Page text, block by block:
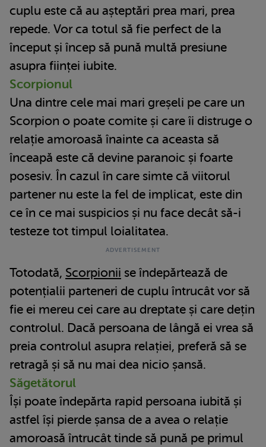
cuplu este că au așteptări prea mari, prea
repede. Vor ca totul să fie perfect de la
început și încep să pună multă presiune
asupra ființei iubite.
Scorpionul
Una dintre cele mai mari greșeli pe care un
Scorpion o poate comite și care îi distruge o
relație amoroasă înainte ca aceasta să
înceapă este că devine paranoic și foarte
posesiv. În cazul în care simte că viitorul
partener nu este la fel de implicat, este din
ce în ce mai suspicios și nu face decât să-i
testeze tot timpul loialitatea.
Totodată, Scorpionii se îndepărtează de
potențialii parteneri de cuplu întrucât vor să
fie ei mereu cei care au dreptate și care dețin
controlul. Dacă persoana de lângă ei vrea să
preia controlul asupra relației, preferă să se
retragă și să nu mai dea nicio șansă.
Săgetătorul
Își poate îndepărta rapid persoana iubită și
astfel își pierde șansa de a avea o relație
amoroasă întrucât tinde să pună pe primul